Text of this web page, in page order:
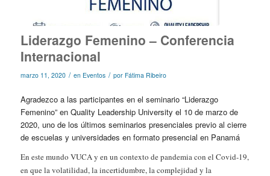
Liderazgo Femenino – Conferencia
Internacional
marzo 11, 2020 / en Eventos / por Fátima Ribeiro
Agradezco a las participantes en el seminario “Liderazgo
Femenino” en Quality Leadership University el 10 de marzo de
2020, uno de los últimos seminarios presenciales previo al cierre
de escuelas y universidades en formato presencial en Panamá
En este mundo VUCA y en un contexto de pandemia con el Covid-19,
en que la volatilidad, la incertidumbre, la complejidad y la